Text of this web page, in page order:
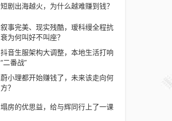
短剧出海越火，为什么越难赚到钱？
叙事完美、现实残酷，瑷科缦全程抗
衰为何叫好不叫座？
抖音生服架构大调整，本地生活打响
“二番战”
蔚小理都开始赚钱了，未来该走向何
方？
塌房的优思益，给与辉同行上了一课